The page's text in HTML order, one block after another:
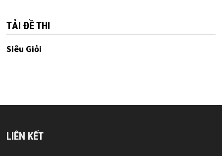
TẢI ĐỀ THI
Siêu Giỏi
LIÊN KẾT